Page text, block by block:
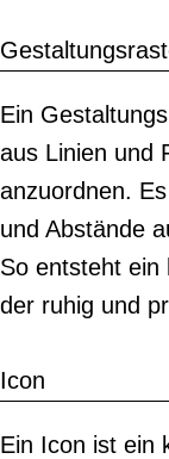
Ein
aus Linien und
anzuordnen.
und Abstände
So entsteht ein
der ruhig und
Icon
Ein Icon ist ein